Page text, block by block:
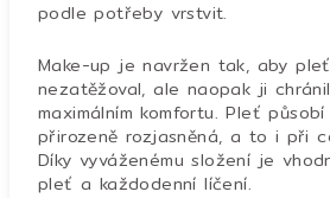
podle potřeby vrstvit.
Make-up je navržen tak, aby
nezatěžoval, ale naopak ji
maximálním komfortu. Pleť
přirozeně rozjasněná, a to i při
Díky vyváženému složení je
pleť a každodenní líčení.